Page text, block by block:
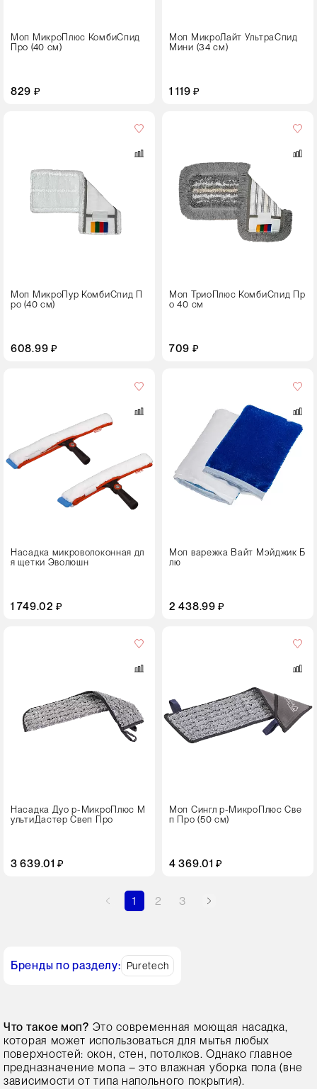
Моп МикроПлюс КомбиСпид
Про (40 см)
829 ₽
Моп МикроЛайт УльтраСпид
Мини (34 см)
1 119 ₽
Моп МикроПур КомбиСпид П
ро (40 см)
608.99 ₽
Моп ТриоПлюс КомбиСпид Пр
о 40 см
709 ₽
Размер,
Насадка микроволоконная дл
я щетки Эволюшн
1 749.02 ₽
Моп варежка Вайт Мэйджик Б
лю
2 438.99 ₽
Насадка Дуо р-МикроПлюс М
ультиДастер Свеп Про
3 639.01 ₽
Моп Сингл р-МикроПлюс Све
п Про (50 см)
4 369.01 ₽
50
1 2 3
Бренды по разделу: Puretech
Что такое моп? Это современная моющая насадка,
которая может использоваться для мытья любых
поверхностей: окон, стен, потолков. Однако главное
предназначение мопа – это влажная уборка пола (вне
зависимости от типа напольного покрытия).